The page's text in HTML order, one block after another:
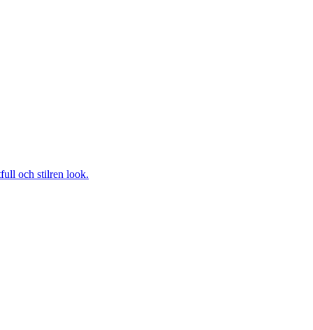
och stilren look.